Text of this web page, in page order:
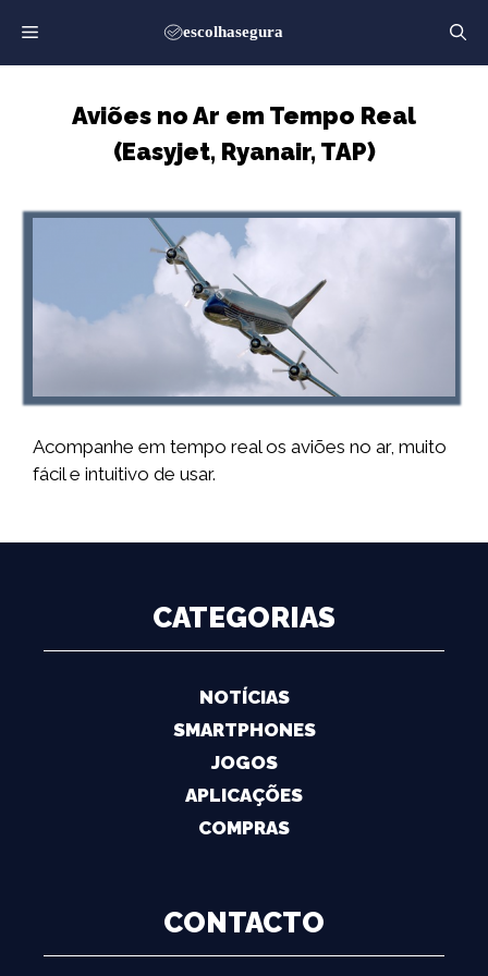
para
o
Aviões no Ar em Tempo Real
(Easyjet, Ryanair, TAP)
Acompanhe em tempo real os aviões no ar, muito
fácil e intuitivo de usar.
CATEGORIAS
NOTÍCIAS
SMARTPHONES
JOGOS
APLICAÇÕES
COMPRAS
CONTACTO